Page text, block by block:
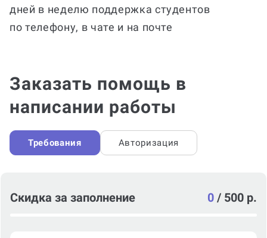
дней в неделю поддержка студентов
по телефону, в чате и на почте
Заказать помощь в
написании работы
Требования Авторизация
Скидка за заполнение 0 / 500 р.